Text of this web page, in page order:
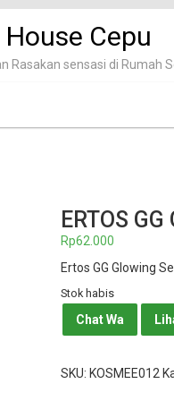
Cepu
Rasakan sensasi di Rumah
ERTOS
Rp62.000
Ertos GG Glowing
Stok habis
Chat Wa
SKU: KOSMEE012